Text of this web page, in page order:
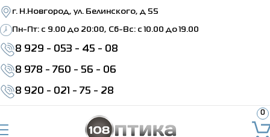
г. Н.Новгород, ул. Белинского, д 55
Пн-Пт: c 9.00 до 20:00, Сб-Вс: с 10.00 до 19.00
8 929 - 053 - 45 - 08
8 978 - 760 - 56 - 06
8 920 - 021 - 75 - 28
0